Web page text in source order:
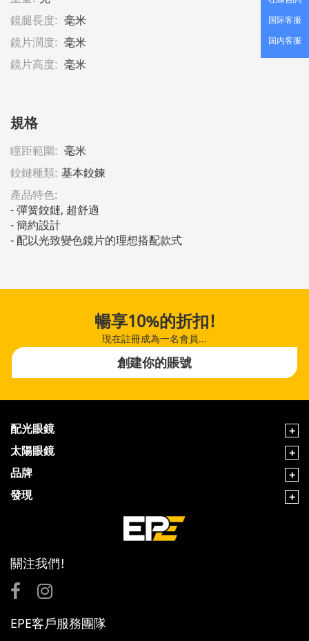
国际客服
国内客服
鏡腿長度: 毫米
鏡片濶度: 毫米
鏡片高度: 毫米
規格
瞳距範圍: 毫米
鉸鏈種類: 基本鉸鍊
產品特色:
- 彈簧鉸鏈, 超舒適
- 簡約設
- 配以光致變色鏡片的理想搭配款式
暢享10%的折扣!
現在註冊成為一名會員...
創建你的賬號
配光眼鏡
太陽眼鏡
品牌
發現
關注我們!
EPE客戶服務團隊